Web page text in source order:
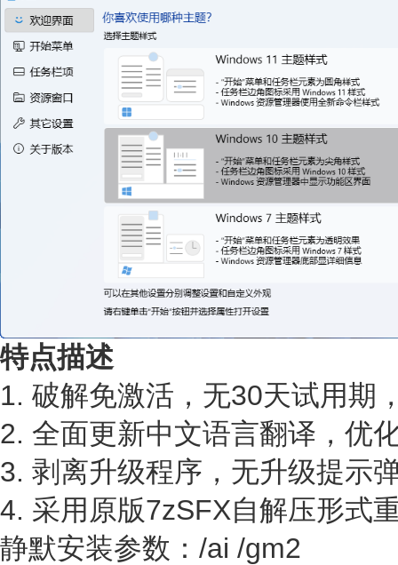
特点描述
1. 破解免激活，无30天试用期
2. 全面更新中文语言翻译，优
3. 剥离升级程序，无升级提示
4. 采用原版7zSFX自解压形式
静默安装参数：/ai /gm2